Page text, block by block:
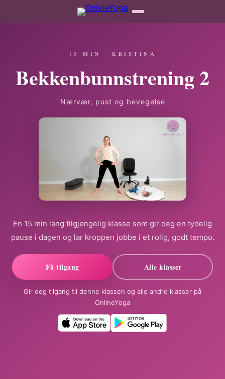
15 MIN · KRISTINA
Bekkenbunnstrening 2
Nærvær, pust og bevegelse
En 15 min lang tilgjengelig klasse som gir deg en tydelig
pause i dagen og lar kroppen jobbe i et rolig, godt tempo.
Få tilgang Alle klasser
Gir deg tilgang til denne klassen og alle andre klasser på
OnlineYoga